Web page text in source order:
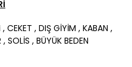
,CEKET ,DIŞ GİYİM ,KABAN ,
,SOLİS ,BÜYÜK BEDEN